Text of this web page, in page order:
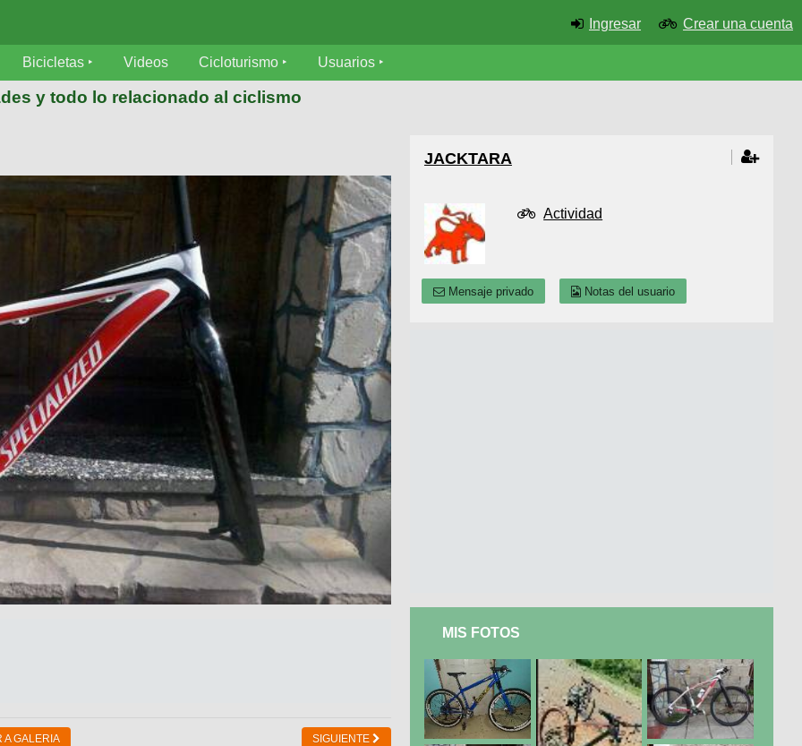
Ingresar Crear una cuenta
Bicicletas Videos Cicloturismo Usuarios
y todo lo relacionado al ciclismo
A GALERIA SIGUIENTE
JACKTARA
Actividad
Mensaje privado Notas del usuario
MIS FOTOS